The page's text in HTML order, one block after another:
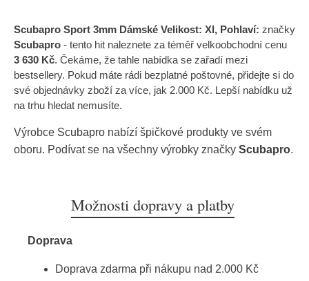
Scubapro Sport 3mm Dámské Velikost: Xl, Pohlaví: značky
Scubapro - tento hit naleznete za téměř velkoobchodní cenu
3 630 Kč. Čekáme, že tahle nabídka se zařadí mezi
bestsellery. Pokud máte rádi bezplatné poštovné, přidejte si do
své objednávky zboží za více, jak 2.000 Kč. Lepší nabídku už
na trhu hledat nemusíte.
Výrobce Scubapro nabízí špičkové produkty ve svém
oboru. Podívat se na všechny výrobky značky Scubapro.
Možnosti dopravy a platby
Doprava
Doprava zdarma při nákupu nad 2.000 Kč